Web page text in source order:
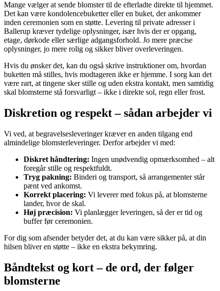
Mange vælger at sende blomster til de efterladte direkte til hjemmet.
Det kan være kondolencebuketter eller en buket, der ankommer
inden ceremonien som en støtte. Levering til private adresser i
Ballerup kræver tydelige oplysninger, især hvis der er opgang,
etage, dørkode eller særlige adgangsforhold. Jo mere præcise
oplysninger, jo mere rolig og sikker bliver overleveringen.
Hvis du ønsker det, kan du også skrive instruktioner om, hvordan
buketten må stilles, hvis modtageren ikke er hjemme. I sorg kan det
være rart, at tingene sker stille og uden ekstra kontakt, men samtidig
skal blomsterne stå forsvarligt – ikke i direkte sol, regn eller frost.
Diskretion og respekt – sådan arbejder vi
Vi ved, at begravelsesleveringer kræver en anden tilgang end
almindelige blomsterleveringer. Derfor arbejder vi med:
Diskret håndtering: Ingen unødvendig opmærksomhed – alt
foregår stille og respektfuldt.
Tryg pakning: Binderi og transport, så arrangementer står
pænt ved ankomst.
Korrekt placering: Vi leverer med fokus på, at blomsterne
lander, hvor de skal.
Høj præcision: Vi planlægger leveringen, så der er tid og
buffer før ceremonien.
For dig som afsender betyder det, at du kan være sikker på, at din
hilsen bliver en støtte – ikke en ekstra bekymring.
Båndtekst og kort – de ord, der følger
blomsterne